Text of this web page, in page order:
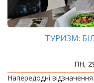
ТУРИЗМ:
ПН,
Напередодні